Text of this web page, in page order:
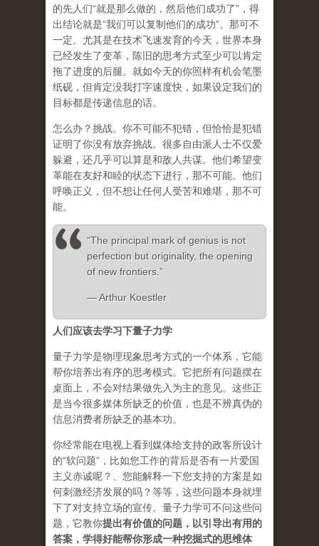
的先人们“就是那么做的，然后他们成功了”，得
出结论就是“我们可以复制他们的成功”。那可不
一定。尤其是在技术飞速发育的今天，世界本身
已经发生了变革，陈旧的思考方式至少可以肯定
拖了进度的后腿。就如今天的你照样有机会笔墨
纸砚，但肯定没我打字速度快，如果设定我们的
目标都是传递信息的话。
怎么办？挑战。你不可能不犯错，但恰恰是犯错
证明了你没有放弃挑战。很多自由派人士不仅爱
躲避，还几乎可以算是和敌人共谋。他们希望变
革能在友好和睦的状态下进行，那不可能。他们
呼唤正义，但不想让任何人受苦和难堪，那不可
能。
“The principal mark of genius is not
perfection but originality, the opening
of new frontiers.”
― Arthur Koestler
人们应该去学习下量子力学
量子力学是物理现象思考方式的一个体系，它能
帮你培养出有序的思考模式。它把所有问题摆在
桌面上，不会对结果做先入为主的意见。这些正
是当今很多媒体所缺乏的价值，也是不辨真伪的
信息消费者所缺乏的基本功。
你经常能在电视上看到媒体给支持的政客所设计
的“软问题”，比如您工作的背后是否有一片爱国
主义赤诚呢？、您能解释一下您支持的方案是如
何刺激经济发展的吗？等等，这些问题本身就埋
下了对支持立场的宣传。量子力学可不问这些问
题，它教你提出有价值的问题，以引导出有用的
答案，学得好能帮你形成一种挖掘式的思维体